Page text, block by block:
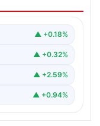
“ Milliyetçi
▲ +0.18%
▲ +0.32%
▲ +2.59%
▲ +0.94%